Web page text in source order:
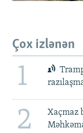
Çox izlənən
1
2
Xaçmaz